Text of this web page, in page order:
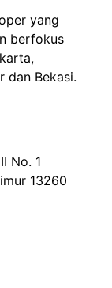
yang
berfokus
dan Bekasi.
No. 1
13260